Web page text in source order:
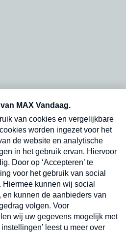
en dinsdagochtend in
Verzend